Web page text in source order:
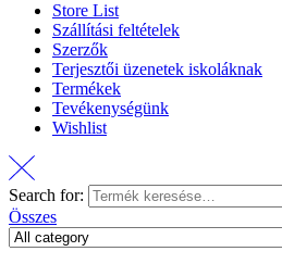
Store List
Szállítási feltételek
Szerzők
Terjesztői üzenetek iskoláknak
Termékek
Tevékenységünk
Wishlist
Search for:
Összes